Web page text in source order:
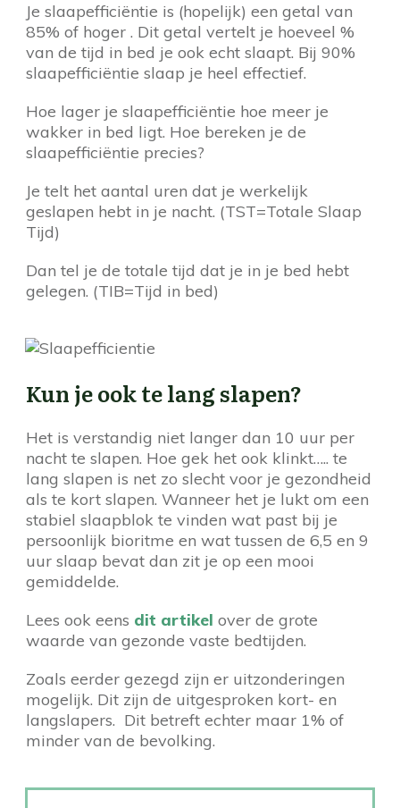
Je slaapefficiëntie is (hopelijk) een getal van
85% of hoger . Dit getal vertelt je hoeveel %
van de tijd in bed je ook echt slaapt. Bij 90%
slaapefficiëntie slaap je heel effectief.
Hoe lager je slaapefficiëntie hoe meer je
wakker in bed ligt. Hoe bereken je de
slaapefficiëntie precies?
Je telt het aantal uren dat je werkelijk
geslapen hebt in je nacht. (TST=Totale Slaap
Tijd)
Dan tel je de totale tijd dat je in je bed hebt
gelegen. (TIB=Tijd in bed)
Kun je ook te lang slapen?
Het is verstandig niet langer dan 10 uur per
nacht te slapen. Hoe gek het ook klinkt….. te
lang slapen is net zo slecht voor je gezondheid
als te kort slapen. Wanneer het je lukt om een
stabiel slaapblok te vinden wat past bij je
persoonlijk bioritme en wat tussen de 6,5 en 9
uur slaap bevat dan zit je op een mooi
gemiddelde.
Lees ook eens dit artikel over de grote
waarde van gezonde vaste bedtijden.
Zoals eerder gezegd zijn er uitzonderingen
mogelijk. Dit zijn de uitgesproken kort- en
langslapers. Dit betreft echter maar 1% of
minder van de bevolking.